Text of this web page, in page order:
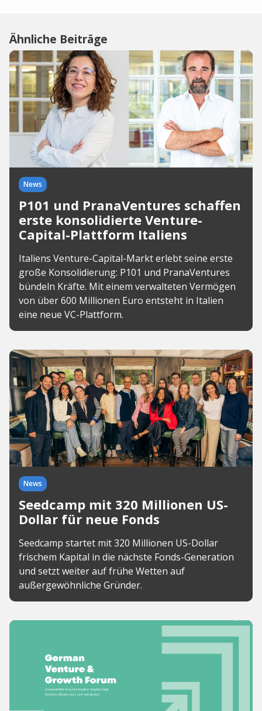
Ähnliche Beiträge
News
P101 und PranaVentures schaffen
erste konsolidierte Venture-
Capital-Plattform Italiens
Italiens Venture-Capital-Markt erlebt seine erste
große Konsolidierung: P101 und PranaVentures
bündeln Kräfte. Mit einem verwalteten Vermögen
von über 600 Millionen Euro entsteht in Italien
eine neue VC-Plattform.
News
Seedcamp mit 320 Millionen US-
Dollar für neue Fonds
Seedcamp startet mit 320 Millionen US-Dollar
frischem Kapital in die nächste Fonds-Generation
und setzt weiter auf frühe Wetten auf
außergewöhnliche Gründer.